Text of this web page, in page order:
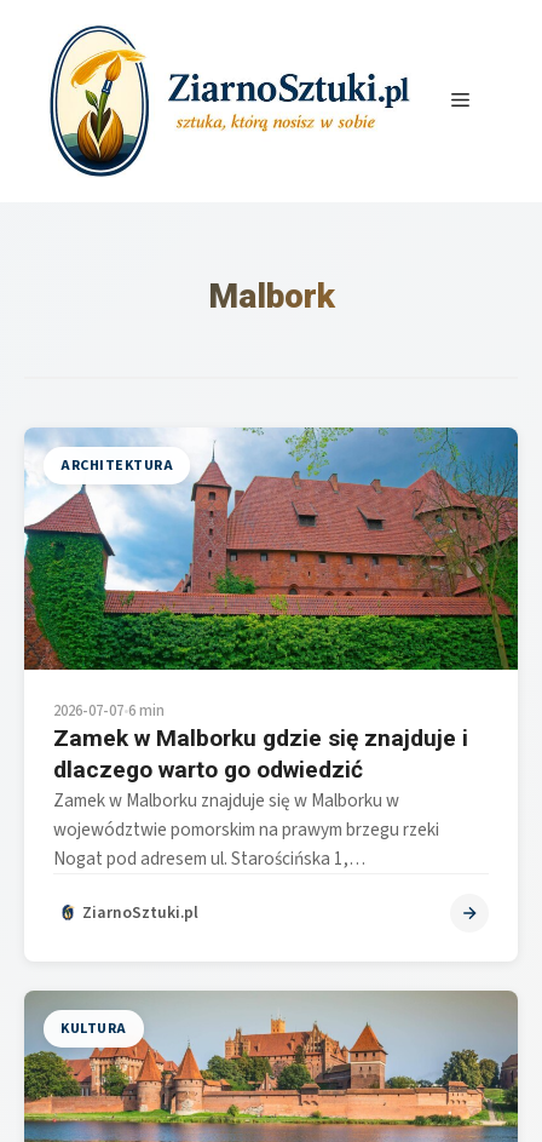
Menu
Malbork
ARCHITEKTURA
2026-07-07•6 min
Zamek w Malborku gdzie się znajduje i
dlaczego warto go odwiedzić
Zamek w Malborku znajduje się w Malborku w
województwie pomorskim na prawym brzegu rzeki
Nogat pod adresem ul. Starościńska 1,…
ZiarnoSztuki.pl
KULTURA